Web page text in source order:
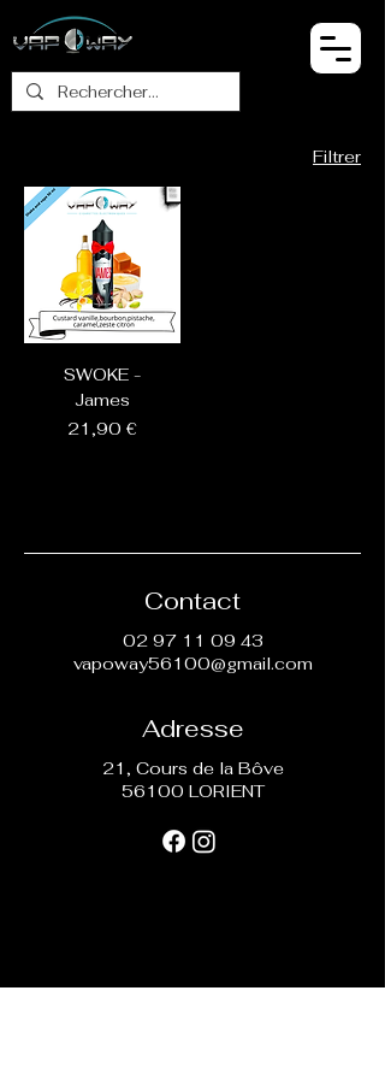
Filtrer
SWOKE -
James
Prix
21,90 €
Contact
02 97 11 09 43
vapoway56100@gmail.com
Adresse
21, Cours de la Bôve
56100 LORIENT